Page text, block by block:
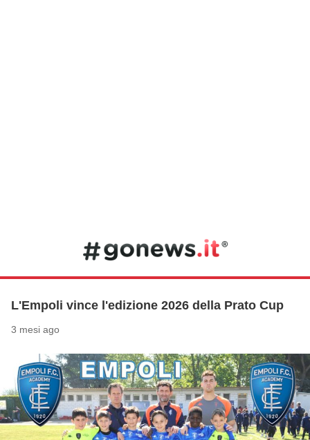
L'Empoli vince l'edizione 2026 della Prato Cup
3 mesi ago